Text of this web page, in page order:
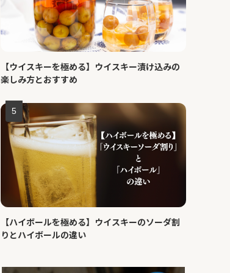
【ウイスキーを極める】ウイスキー漬け込みの
楽しみ方とおすすめ
【ハイボールを極める】ウイスキーのソーダ割
りとハイボールの違い